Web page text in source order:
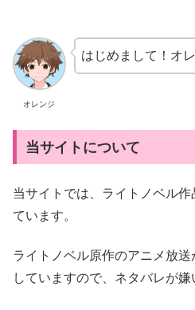
オレンジ
はじめまして！オ
当サイトについて
当サイトでは、ライトノベル
ています。
ライトノベル原作のアニメ放
していますので、ネタバレが嫌